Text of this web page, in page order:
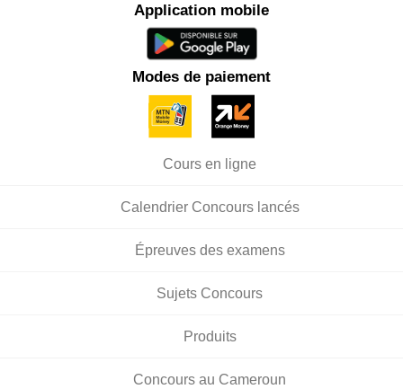
Application mobile
Modes de paiement
Cours en ligne
Calendrier Concours lancés
Épreuves des examens
Sujets Concours
Produits
Concours au Cameroun